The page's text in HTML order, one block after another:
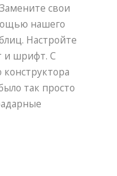
свои
нашего
Настройте
и шрифт. С
так просто